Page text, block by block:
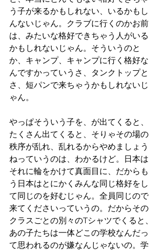
う子が来るかもしれない、いるかもし
んないじゃん。クラブに行くのかお前
は、みたいな格好できちゃう人がいる
かもしれないじゃん。そういうのと
か、キャンプ、キャンプに行く格好な
んですかっていうさ、タンクトップと
さ、短パンで来ちゃうかもしれないじ
ゃん。
やっぱそういう子を、が出てくると、
たくさん出てくると、そりゃその場の
秩序が乱れ、乱れるからやめましょう
ねっていうのは、わかるけど。日本は
それに輪をかけて真面目に、だからも
う日本はとにかくみんな同じ格好をし
て同じのを好むじゃん。全員同じので
来てくださいっていうの。だからその
クラスごとの別々のTシャツでくると、
あの子たちは一体どこの学校なんだっ
て思われるのが嫌なんじゃないの。学